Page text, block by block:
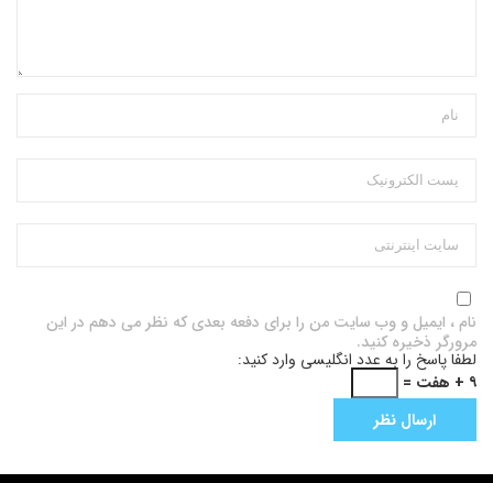
نام ، ایمیل و وب سایت من را برای دفعه بعدی که نظر می دهم در این
مرورگر ذخیره کنید.
لطفا پاسخ را به عدد انگلیسی وارد کنید:
۹ + هفت =